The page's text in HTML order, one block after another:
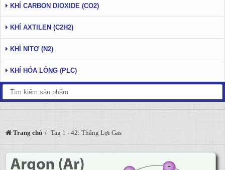
KHÍ CARBON DIOXIDE (CO2)
KHÍ AXTILEN (C2H2)
KHÍ NITƠ (N2)
KHÍ HÓA LỎNG (PLC)
Trang chủ Tag 1 - 42: Thắng Lợi Gas